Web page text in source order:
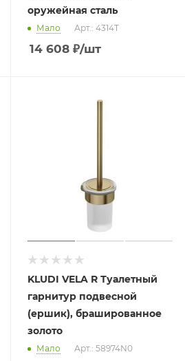
оружейная сталь
Мало Арт.: 4314T
14 608₽/шт
KLUDI VELA R Туалетный
гарнитур подвесной
(ершик), брашированное
золото
Мало Арт.: 58974N0